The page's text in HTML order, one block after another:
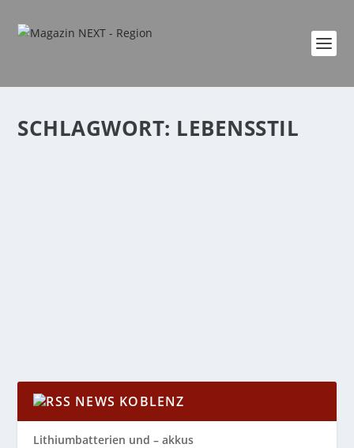
SCHLAGWORT: LEBENSSTIL
NEWS KOBLENZ
Lithiumbatterien und – akkus